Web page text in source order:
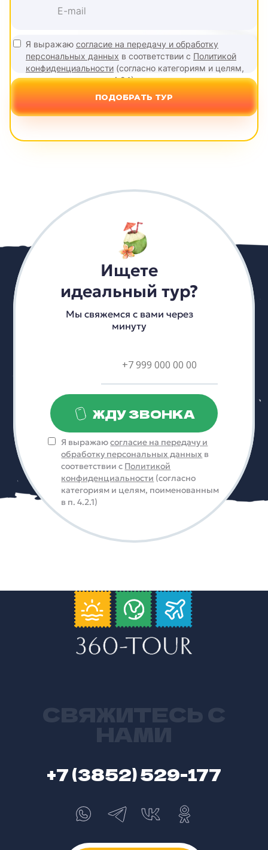
Я выражаю согласие на передачу и обработку
персональных данных в соответствии с Политикой
конфиденциальности (согласно категориям и целям,
поименованным в п. 4.2.1)
ПОДОБРАТЬ ТУР
Ищете
идеальный тур?
Мы свяжемся с вами через
минуту
ЖДУ ЗВОНКА
Я выражаюсогласие на передачу и
обработку персональных данных в
соответствии с Политикой
конфиденциальности (согласно
категориям и целям, поименованным
в п. 4.2.1)
+7 (3852) 529-177